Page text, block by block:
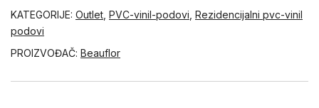
KATEGORIJE: Outlet PVC-vinil-podovi Rezidencijalni pvc-vinil
podovi
PROIZVOĐAČ: Beauflor